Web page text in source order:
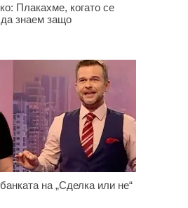
Плакахме, когато се
знаем защо
на „Сделка или не“